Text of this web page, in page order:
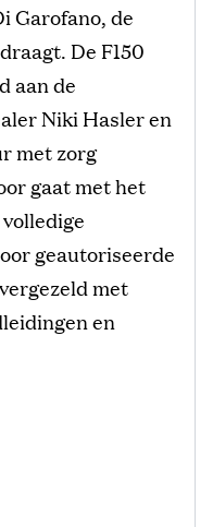
Garofano, de
De F150
aan de
Niki Hasler en
met zorg
gaat met het
geautoriseerde
met
en